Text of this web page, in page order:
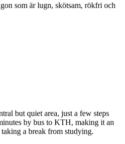
som är lugn, skötsam, rökfri och
but quiet area, just a few steps
by bus to KTH, making it an
a break from studying.